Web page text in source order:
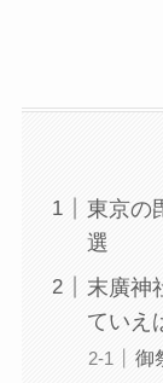
東京の
選
末廣神
ていえ
御